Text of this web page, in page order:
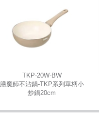
TKP-20W-BW
膳魔師不沾鍋-TKP系列單柄小
炒鍋20cm